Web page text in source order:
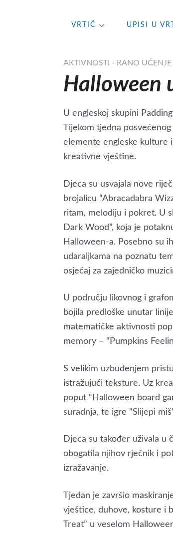
VRTIĆ UPISI U
AKTIVNOSTI - RANO UČENJE
Halloween
U engleskoj skupini
Tijekom tjedna
elemente engleske kulture
kreativne vještine.
Djeca su usvajala nove
brojalicu “Abracadabra
ritam, melodiju i pokret. U
Dark Wood”, koja je
Halloween-a. Posebno su
udaraljkama na poznatu
osjećaj za zajedničko
U području likovnog i
bojila predloške unutar
matematičke aktivnosti
memory – “Pumpkins
S velikim uzbuđenjem
istražujući teksture. Uz
poput “Halloween board
suradnja, te igre “Slijepi
Djeca su također uživala u
obogatila njihov rječnik i
izražavanje.
Tjedan je završio
vještice, duhove, kosture i
Treat” u veselom